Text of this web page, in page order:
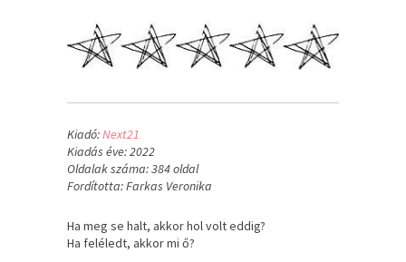
Kiadó:Next21
Kiadás éve: 2022
Oldalak száma: 384 oldal
Fordította: Farkas Veronika
Ha ​meg se halt, akkor hol volt eddig?
Ha feléledt, akkor mi ő?